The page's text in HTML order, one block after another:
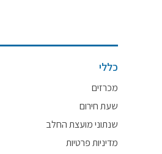
כללי
מכרזים
שעת חירום
שנתוני מועצת החלב
מדיניות פרטיות